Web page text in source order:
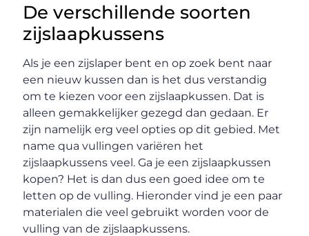
De verschillende soorten
zijslaapkussens
Als je een zijslaper bent en op zoek bent naar
een nieuw kussen dan is het dus verstandig
om te kiezen voor een zijslaapkussen. Dat is
alleen gemakkelijker gezegd dan gedaan. Er
zijn namelijk erg veel opties op dit gebied. Met
name qua vullingen variëren het
zijslaapkussens veel. Ga je een zijslaapkussen
kopen? Het is dan dus een goed idee om te
letten op de vulling. Hieronder vind je een paar
materialen die veel gebruikt worden voor de
vulling van de zijslaapkussens.